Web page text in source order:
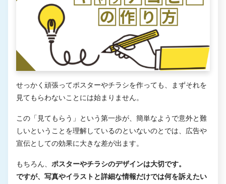
せっかく頑張ってポスターやチラシを作っても、まずそれを
見てもらわないことには始まりません。
この「見てもらう」という第一歩が、簡単なようで意外と難
しいということを理解しているのといないのとでは、広告や
宣伝としての効果に大きな差が出ます。
もちろん、 ポスターやチラシのデザインは大切です。
ですが、写真やイラストと詳細な情報だけでは何を訴えたい